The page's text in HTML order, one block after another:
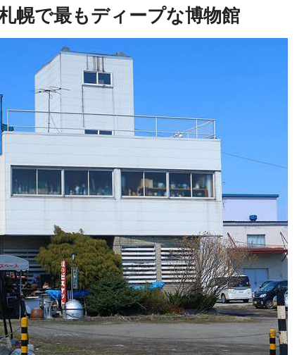
幌で最もディープな博物館